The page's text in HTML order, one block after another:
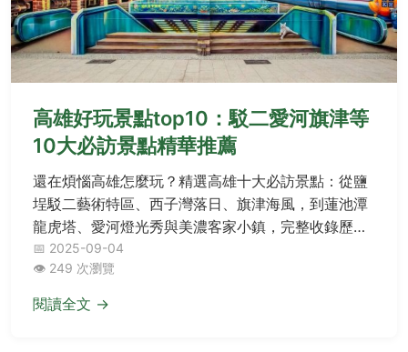
高雄好玩景點top10：駁二愛河旗津等
10大必訪景點精華推薦
還在煩惱高雄怎麼玩？精選高雄十大必訪景點：從鹽
埕駁二藝術特區、西子灣落日、旗津海風，到蓮池潭
龍虎塔、愛河燈光秀與美濃客家小鎮，完整收錄歷史
人文與自然風光！該如何規劃行程？在地旅人獨家攻
📅 2025-09-04